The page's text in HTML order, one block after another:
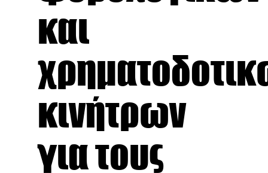
και
κινήτρων
για τους